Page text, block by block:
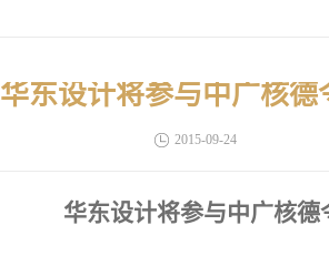
华东设计将参与中广核
2015-09-24
华东设计将参与中广核德